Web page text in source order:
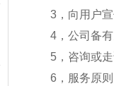
3，向用户
4，公司备
5，咨询或
6，服务原